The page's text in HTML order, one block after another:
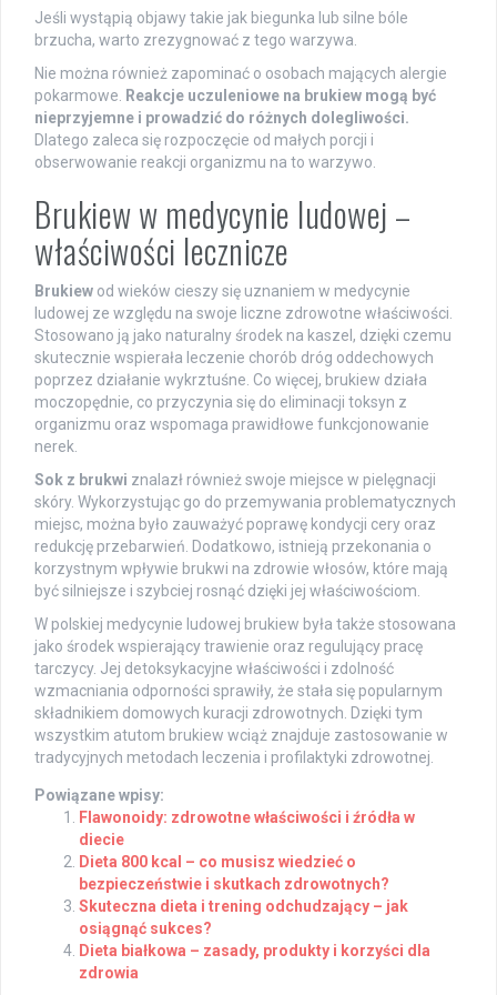
Jeśli wystąpią objawy takie jak biegunka lub silne bóle
brzucha, warto zrezygnować z tego warzywa.
Nie można również zapominać o osobach mających alergie
pokarmowe.
Reakcje uczuleniowe na brukiew mogą być
nieprzyjemne i prowadzić do różnych dolegliwości.
Dlatego zaleca się rozpoczęcie od małych porcji i
obserwowanie reakcji organizmu na to warzywo.
Brukiew w medycynie ludowej –
właściwości lecznicze
Brukiew od wieków cieszy się uznaniem w medycynie
ludowej ze względu na swoje liczne zdrowotne właściwości.
Stosowano ją jako naturalny środek na kaszel, dzięki czemu
skutecznie wspierała leczenie chorób dróg oddechowych
poprzez działanie wykrztuśne. Co więcej, brukiew działa
moczopędnie, co przyczynia się do eliminacji toksyn z
organizmu oraz wspomaga prawidłowe funkcjonowanie
nerek.
Sok z brukwi znalazł również swoje miejsce w pielęgnacji
skóry. Wykorzystując go do przemywania problematycznych
miejsc, można było zauważyć poprawę kondycji cery oraz
redukcję przebarwień. Dodatkowo, istnieją przekonania o
korzystnym wpływie brukwi na zdrowie włosów, które mają
być silniejsze i szybciej rosnąć dzięki jej właściwościom.
W polskiej medycynie ludowej brukiew była także stosowana
jako środek wspierający trawienie oraz regulujący pracę
tarczycy. Jej detoksykacyjne właściwości i zdolność
wzmacniania odporności sprawiły, że stała się popularnym
składnikiem domowych kuracji zdrowotnych. Dzięki tym
wszystkim atutom brukiew wciąż znajduje zastosowanie w
tradycyjnych metodach leczenia i profilaktyki zdrowotnej.
Powiązane wpisy:
Flawonoidy: zdrowotne właściwości i źródła w
diecie
Dieta 800 kcal – co musisz wiedzieć o
bezpieczeństwie i skutkach zdrowotnych?
Skuteczna dieta i trening odchudzający – jak
osiągnąć sukces?
Dieta białkowa – zasady, produkty i korzyści dla
zdrowia